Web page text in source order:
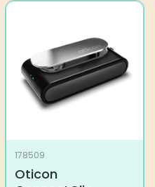
178509
Oticon